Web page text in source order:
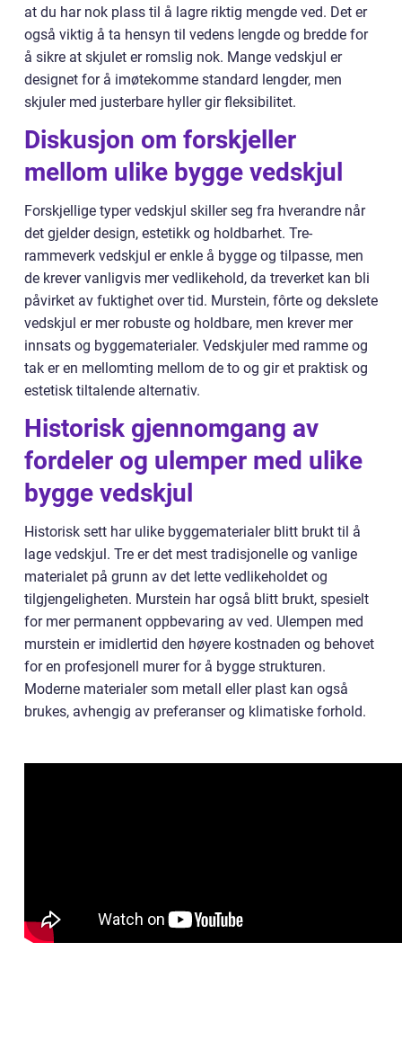
at du har nok plass til å lagre riktig mengde ved. Det er
også viktig å ta hensyn til vedens lengde og bredde for
å sikre at skjulet er romslig nok. Mange vedskjul er
designet for å imøtekomme standard lengder, men
skjuler med justerbare hyller gir fleksibilitet.
Diskusjon om forskjeller
mellom ulike bygge vedskjul
Forskjellige typer vedskjul skiller seg fra hverandre når
det gjelder design, estetikk og holdbarhet. Tre-
rammeverk vedskjul er enkle å bygge og tilpasse, men
de krever vanligvis mer vedlikehold, da treverket kan bli
påvirket av fuktighet over tid. Murstein, fôrte og dekslete
vedskjul er mer robuste og holdbare, men krever mer
innsats og byggematerialer. Vedskjuler med ramme og
tak er en mellomting mellom de to og gir et praktisk og
estetisk tiltalende alternativ.
Historisk gjennomgang av
fordeler og ulemper med ulike
bygge vedskjul
Historisk sett har ulike byggematerialer blitt brukt til å
lage vedskjul. Tre er det mest tradisjonelle og vanlige
materialet på grunn av det lette vedlikeholdet og
tilgjengeligheten. Murstein har også blitt brukt, spesielt
for mer permanent oppbevaring av ved. Ulempen med
murstein er imidlertid den høyere kostnaden og behovet
for en profesjonell murer for å bygge strukturen.
Moderne materialer som metall eller plast kan også
brukes, avhengig av preferanser og klimatiske forhold.